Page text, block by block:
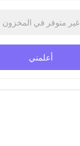
غير متوفر في المخزون
أعلمني